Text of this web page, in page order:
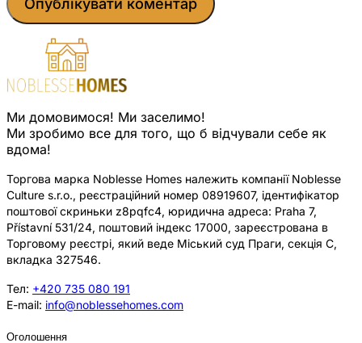
Ми домовимося! Ми заселимо!
Ми зробимо все для того, що б відчували себе як
вдома!
Торгова марка Noblesse Homes належить компанії Noblesse
Culture s.r.o., реєстраційний номер 08919607, ідентифікатор
поштової скриньки z8pqfc4, юридична адреса: Praha 7,
Přístavní 531/24, поштовий індекс 17000, зареєстрована в
Торговому реєстрі, який веде Міський суд Праги, секція C,
вкладка 327546.
Тел: +420 735 080 191
E-mail: info@noblessehomes.com
Оголошення